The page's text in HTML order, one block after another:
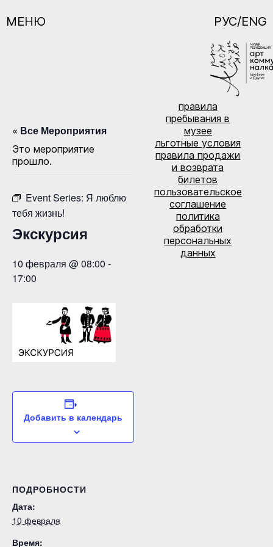
МЕНЮ РУС/ENG
« Все Мероприятия
Это мероприятие
прошло.
Event Series: Я люблю
тебя жизнь!
Экскурсия
10 февраля @ 08:00 -
17:00
Добавить в календарь
ПОДРОБНОСТИ
Дата:
10 февраля
Время:
правила
пребывания в
музее
льготные условия
правила продажи
и возврата
билетов
пользовательское
соглашение
политика
обработки
персональных
данных